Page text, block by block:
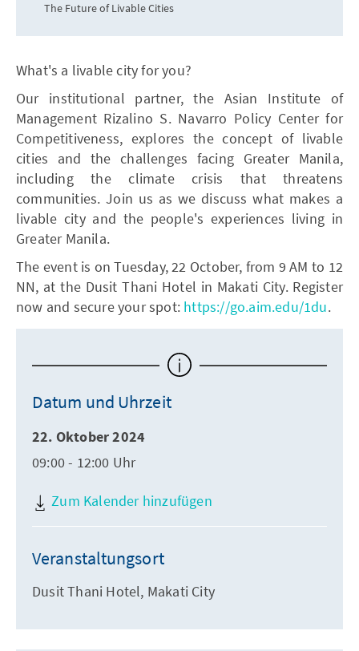
The Future of Livable Cities
What's a livable city for you?
Our institutional partner, the Asian Institute of
Management Rizalino S. Navarro Policy Center for
Competitiveness, explores the concept of livable
cities and the challenges facing Greater Manila,
including the climate crisis that threatens
communities. Join us as we discuss what makes a
livable city and the people's experiences living in
Greater Manila.
The event is on Tuesday, 22 October, from 9 AM to 12
NN, at the Dusit Thani Hotel in Makati City. Register
now and secure your spot: https://go.aim.edu/1du.
Datum und Uhrzeit
22. Oktober 2024
09:00 - 12:00 Uhr
Zum Kalender hinzufügen
Veranstaltungsort
Dusit Thani Hotel, Makati City